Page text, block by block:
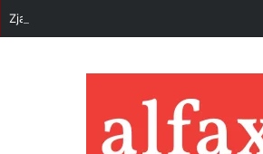
Zjarret djegin 45,000 hektarë në rajonin e